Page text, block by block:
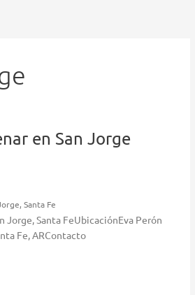
en San Jorge
Santa Fe
Jorge, Santa FeUbicaciónEva Perón
Fe, ARContacto